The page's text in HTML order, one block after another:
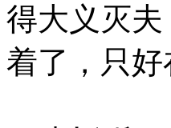
得大义灭
着了，只